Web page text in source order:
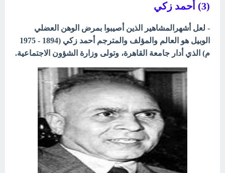
(3) أحمد زكي
- لعل أشهرالمشاهير الذين أصيبوا بمرض الوهن العضلي
الوبيل هو العالم والمؤلف والمترجم أحمد زكي (1894 - 1975
م) الذي أدار جامعة القاهرة، وتولى وزارة الشؤون الاجتماعية.